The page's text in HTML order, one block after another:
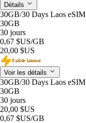
Détails
30GB/30 Days Laos eSIM
30GB
30 jours
0,67 $US/GB
20,00 $US
Faible latence
Voir les détails
30GB/30 Days Laos eSIM
30GB
30 jours
20,00 $US
0,67 $US/GB